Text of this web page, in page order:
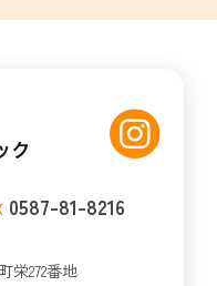
0587-81-8216
栄272番地